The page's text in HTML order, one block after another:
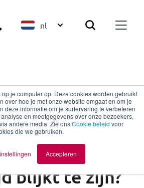
je computer op. Deze cookies worden gebruikt
over hoe je met onze website omgaat en om je
deze informatie om je surfervaring te verbeteren
en meetgegevens over onze bezoekers,
andere media. Zie onsCookie beleid voor
die we gebruiken.
Accepteren
nl
moet
worden
merknaam al
blijkt te zijn?